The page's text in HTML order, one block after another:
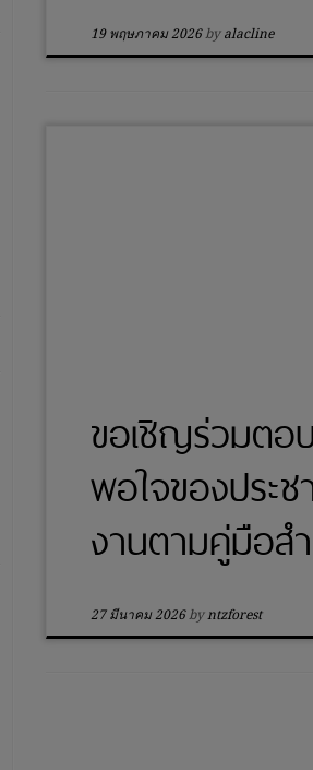
19 พฤษภาคม 2026 by alacline
ขอเชิญร่วมตอ
พอใจของประ
งานตามคู่มือส
27 มีนาคม 2026 byntzforest